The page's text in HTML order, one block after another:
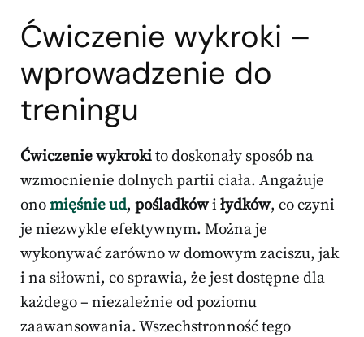
Ćwiczenie wykroki –
wprowadzenie do
treningu
Ćwiczenie wykrokito doskonały sposób na
wzmocnienie dolnych partii ciała. Angażuje
onomięśnie ud, pośladkówi łydków, co czyni
je niezwykle efektywnym. Można je
wykonywać zarówno w domowym zaciszu, jak
i na siłowni, co sprawia, że jest dostępne dla
każdego – niezależnie od poziomu
zaawansowania. Wszechstronność tego